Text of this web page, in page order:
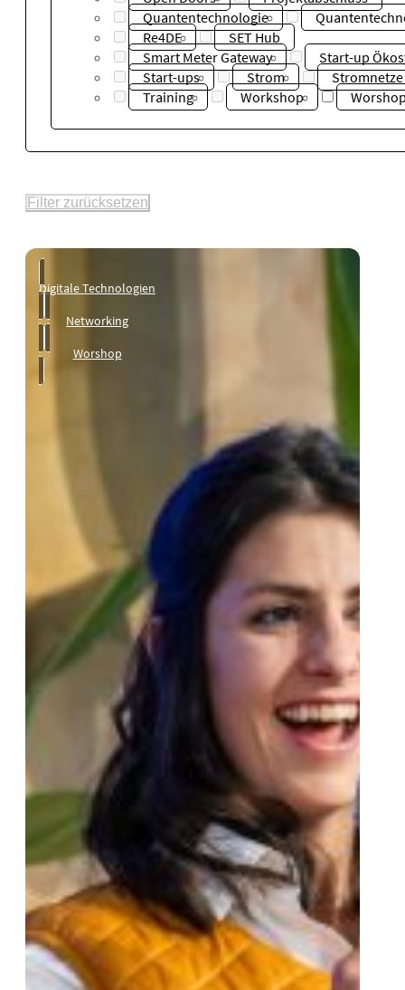
Quantentechnologie
Re4DE
SET Hub
Smart Meter Gateway
Start-up
Start-ups
Strom
Stromnetze
Training
Workshop
Filter zurücksetzen
Digitale Technologien
Networking
Worshop